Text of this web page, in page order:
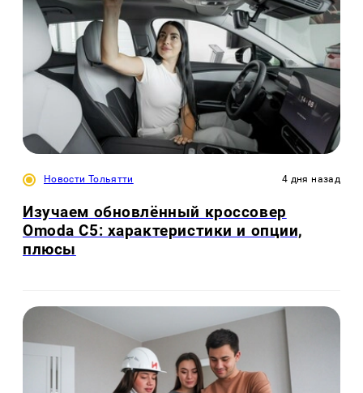
Новости Тольятти 4 дня назад
Изучаем обновлённый кроссовер
Omoda C5: характеристики и опции,
плюсы